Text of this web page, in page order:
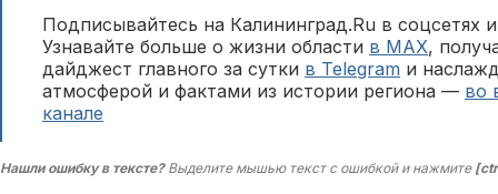
Подписывайтесь на Калининград.Ru в соцсетях
Узнавайте больше о жизни области в MAX,
дайджест главного за сутки в Telegram и
атмосферой и фактами из истории региона — во
канале
Нашли ошибку в тексте?Выделите мышью текст с ошибкой и нажмите